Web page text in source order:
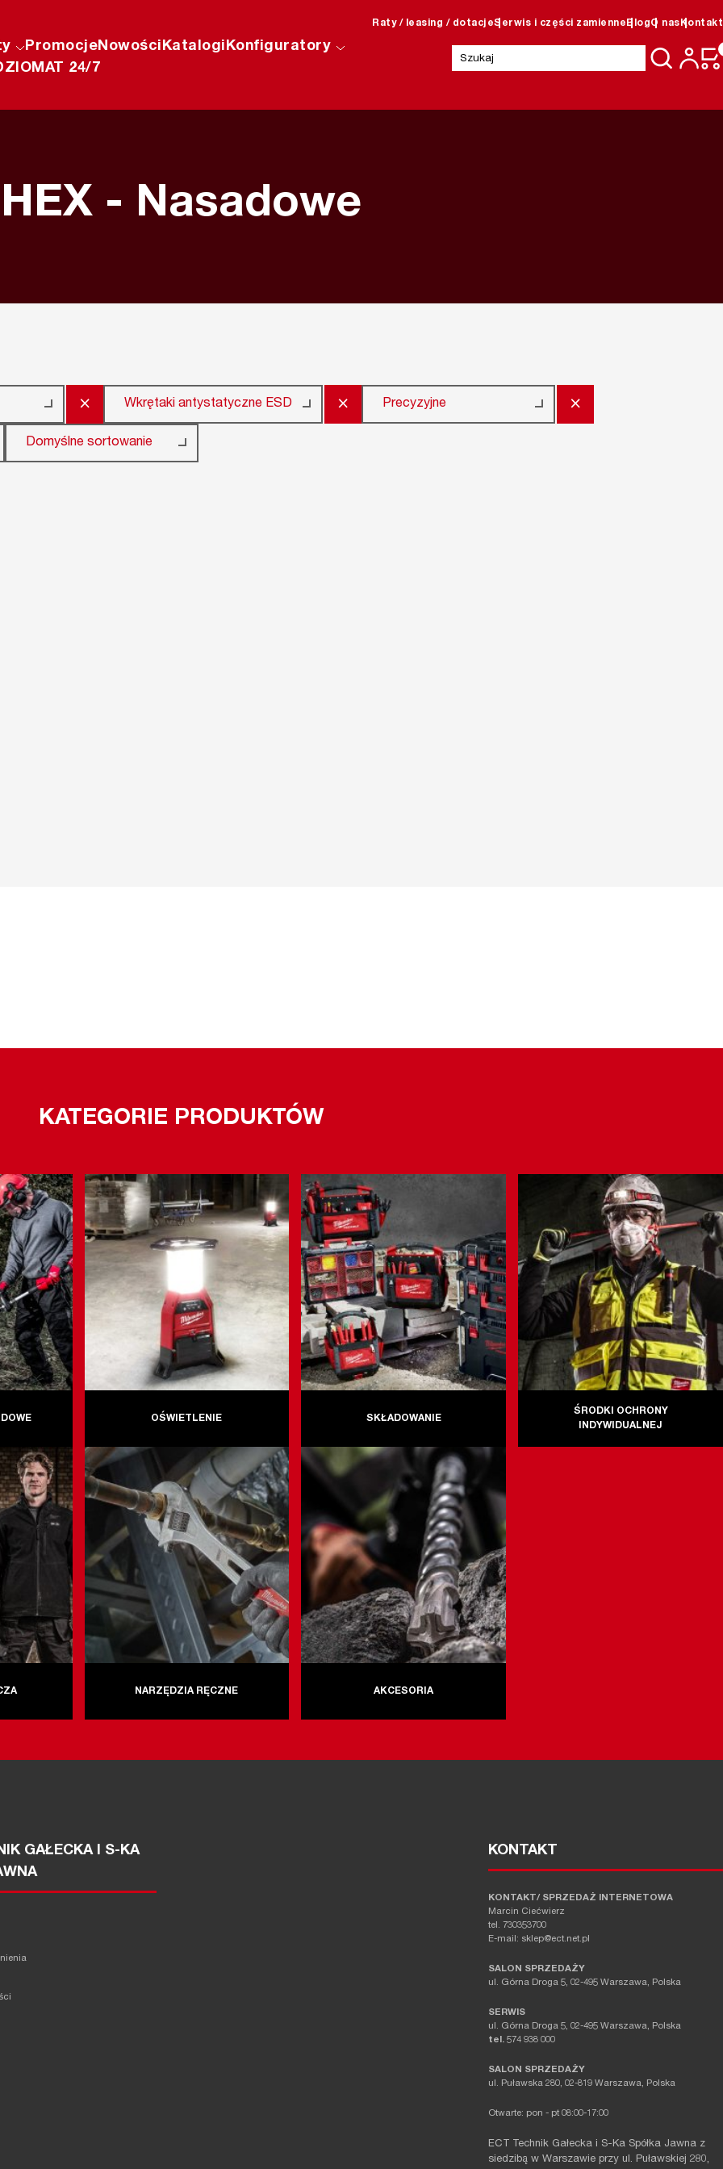
Raty / leasing / dotacjeSerwis i części zamienne BlogO nas Kontakt
PromocjeNowościKatalogiKonfiguratory
24/7
Szukaj:
HEX - Nasadowe
× Wkrętaki antystatyczne ESD × Precyzyjne ×
Domyślne sortowanie
KATEGORIE PRODUKTÓW
OŚWIETLENIE SKŁADOWANIE
ŚRODKI OCHRONY
INDYWIDUALNEJ
NARZĘDZIA RĘCZNE AKCESORIA
GAŁECKA I S-KA
KONTAKT
KONTAKT/ SPRZEDAŻ INTERNETOWA
Marcin Ciećwierz
tel. 730353700
E-mail: sklep@ect.net.pl
SALON SPRZEDAŻY
ul. Górna Droga 5, 02-495 Warszawa, Polska
SERWIS
ul. Górna Droga 5, 02-495 Warszawa, Polska
tel. 574 938 000
SALON SPRZEDAŻY
ul. Puławska 280, 02-819 Warszawa, Polska
Otwarte: pon - pt 08:00-17:00
ECT Technik Gałecka i S-Ka Spółka Jawna z
siedzibą w Warszawie przy ul. Puławskiej 280,